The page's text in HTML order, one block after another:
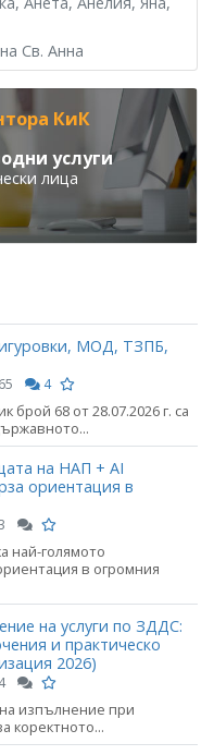
Св. Анна
КиК
услуги
лица
МОД, ТЗПБ,
4
брой 68 от 28.07.2026 г. са
на НАП + AI
ориентация в
най-голямото
в огромния
на услуги по ЗДДС:
и практическо
2026)
изпълнение при
коректното...